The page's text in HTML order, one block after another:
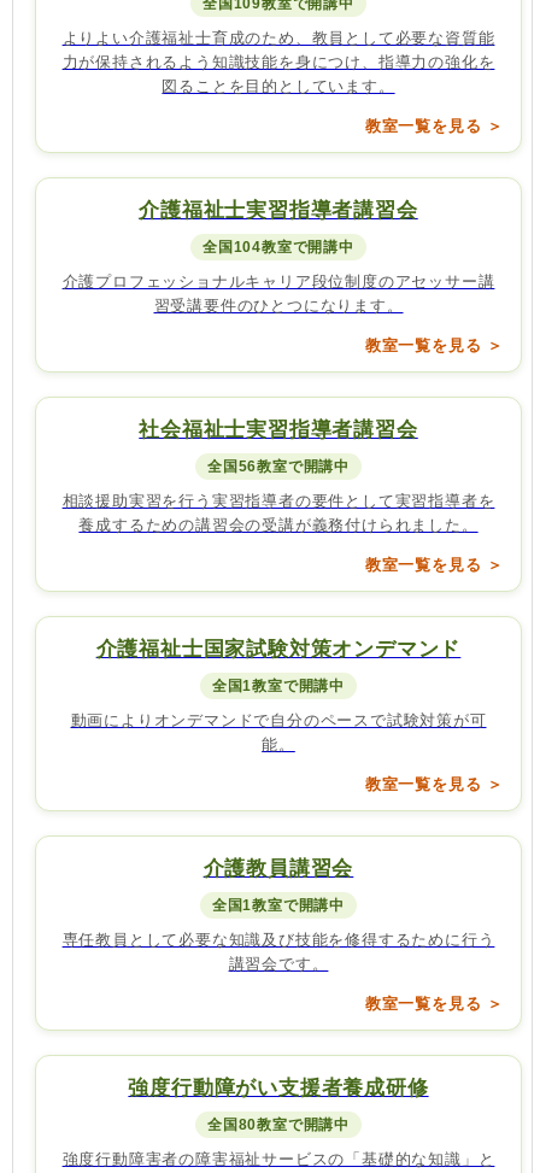
全国109教室で開講中
よりよい介護福祉士育成のため、教員として必要な資質能
力が保持されるよう知識技能を身につけ、指導力の強化を
図ることを目的としています。
教室一覧を見る ＞
介護福祉士実習指導者講習会
全国104教室で開講中
介護プロフェッショナルキャリア段位制度のアセッサー講
習受講要件のひとつになります。
教室一覧を見る ＞
社会福祉士実習指導者講習会
全国56教室で開講中
相談援助実習を行う実習指導者の要件として実習指導者を
養成するための講習会の受講が義務付けられました。
教室一覧を見る ＞
介護福祉士国家試験対策オンデマンド
全国1教室で開講中
動画によりオンデマンドで自分のペースで試験対策が可
能。
教室一覧を見る ＞
介護教員講習会
全国1教室で開講中
専任教員として必要な知識及び技能を修得するために行う
講習会です。
教室一覧を見る ＞
強度行動障がい支援者養成研修
全国80教室で開講中
強度行動障害者の障害福祉サービスの「基礎的な知識」と